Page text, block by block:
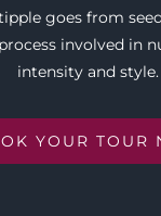
goes from
involved in
intensity and style.
YOUR TOUR